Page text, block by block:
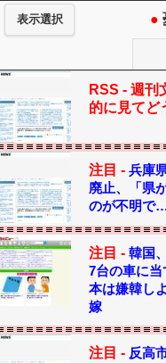
表示選択 ●
RSS - 週刊
的に見てど
注目 - 兵庫
廃止、「県
のが不明
注目 - 韓国
7台の車に当
本は嫌韓し
嫁
注目 - 反高